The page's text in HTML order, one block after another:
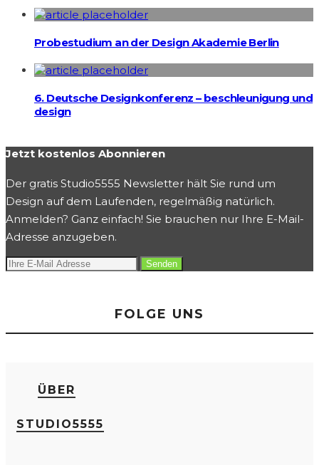
Probestudium an der Design Akademie Berlin
6. Deutsche Designkonferenz – beschleunigung und
design
Jetzt kostenlos Abonnieren
Der gratis Studio5555 Newsletter hält Sie rund um
Design auf dem Laufenden, regelmäßig natürlich.
Anmelden? Ganz einfach! Sie brauchen nur Ihre E-Mail-
Adresse anzugeben.
FOLGE UNS
ÜBER
STUDIO5555